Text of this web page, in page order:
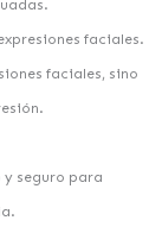
faciales.
faciales, sino
seguro para